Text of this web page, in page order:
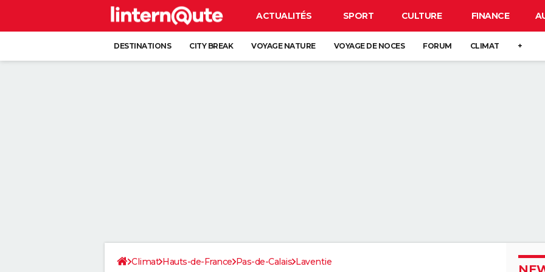
ACTUALITÉS SPORT CULTURE FINANCE
DESTINATIONS CITY BREAK VOYAGE NATURE VOYAGE DE NOCES FORUM CLIMAT +
Climat Hauts-de-France Pas-de-Calais Laventie